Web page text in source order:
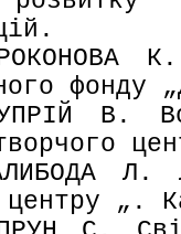
К.
фонду
В.
Л.
центру „.